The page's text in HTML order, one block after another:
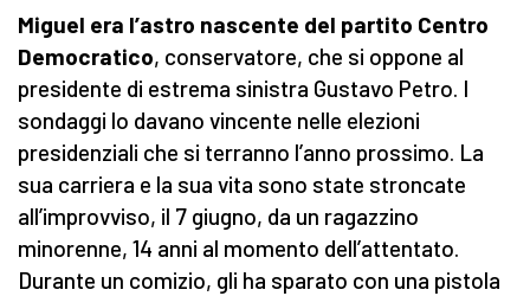
Miguel era l’astro nascente del partito Centro
Democratico, conservatore, che si oppone al
presidente di estrema sinistra Gustavo Petro. I
sondaggi lo davano vincente nelle elezioni
presidenziali che si terranno l’anno prossimo. La
sua carriera e la sua vita sono state stroncate
all’improvviso, il 7 giugno, da un ragazzino
minorenne, 14 anni al momento dell’attentato.
Durante un comizio, gli ha sparato con una pistola